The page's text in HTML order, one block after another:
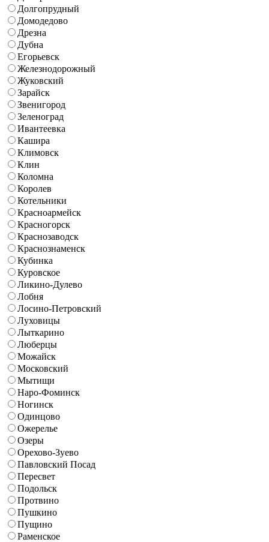
Долгопрудный
Домодедово
Дрезна
Дубна
Егорьевск
Железнодорожный
Жуковский
Зарайск
Звенигород
Зеленоград
Ивантеевка
Кашира
Климовск
Клин
Коломна
Королев
Котельники
Красноармейск
Красногорск
Краснозаводск
Краснознаменск
Кубинка
Куровское
Ликино-Дулево
Лобня
Лосино-Петровский
Луховицы
Лыткарино
Люберцы
Можайск
Московский
Мытищи
Наро-Фоминск
Ногинск
Одинцово
Ожерелье
Озеры
Орехово-Зуево
Павловский Посад
Пересвет
Подольск
Протвино
Пушкино
Пущино
Раменское